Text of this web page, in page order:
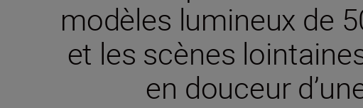
modèles lumineux de
et les scènes
en douceur